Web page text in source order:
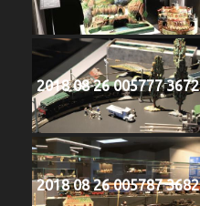
2018 08 26 005777 3672
2018 08 26 005787 3682